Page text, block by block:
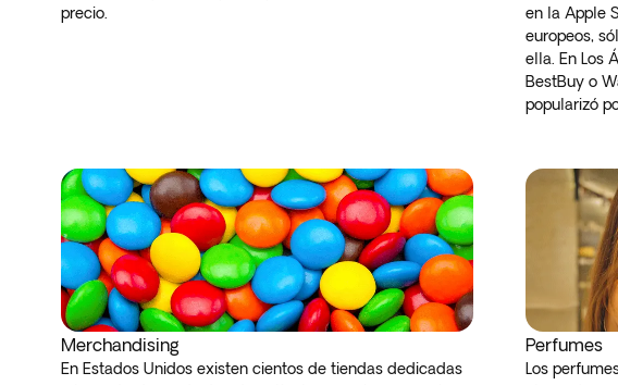
precio.
en la Apple
europeos,
ella. En Los
BestBuy o
popularizó
Merchandising
En Estados Unidos existen cientos de tiendas dedicadas
Perfumes
Los